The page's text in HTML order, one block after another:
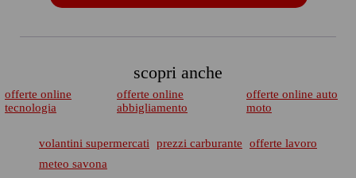
scopri anche
offerte online
tecnologia
offerte online
abbigliamento
offerte online auto
moto
volantini supermercati prezzi carburante
offerte lavoro
meteo savona